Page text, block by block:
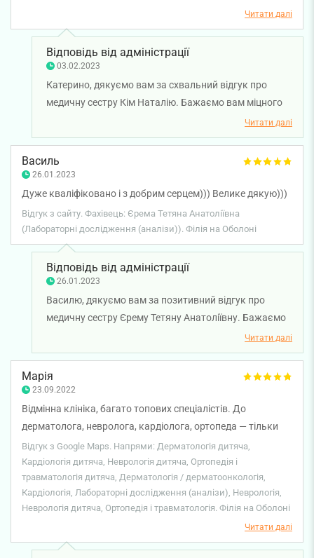
Читати далі
Відповідь від адміністрації
03.02.2023
Катерино, дякуємо вам за схвальний відгук про
медичну сестру Кім Наталію. Бажаємо вам міцного
Читати далі
Василь
26.01.2023
Дуже кваліфіковано і з добрим серцем))) Велике дякую)))
Відгук з сайту. Фахівець: Єрема Тетяна Анатоліївна
(Лабораторні дослідження (аналізи)). Філія на Оболоні
Відповідь від адміністрації
26.01.2023
Василю, дякуємо вам за позитивний відгук про
медичну сестру Єрему Тетяну Анатоліївну. Бажаємо
вам міцного здоров'я та всього найкращого!Читати далі
Марія
23.09.2022
Відмінна клініка, багато топових спеціалістів. До
дерматолога, невролога, кардіолога, ортопеда — тільки
сюди! Комфортно та приємно перебувати у клініці.
Медсестри просто профі своєї справи. У сина раніше були
втрати свідомості при заборі крові, Смарт Медікал вперше
з цим впоралися! Величезна подяка їм, син перестав
боятися аналізів тепер.
Відгук з Google Maps. Напрями: Дерматологія дитяча,
Кардіологія дитяча, Неврологія дитяча, Ортопедія і
травматологія дитяча, Дерматологія / дерматоонкологія,
Кардіологія, Лабораторні дослідження (аналізи), Неврологія,
Неврологія дитяча, Ортопедія і травматологія. Філія на Оболоні
Читати далі